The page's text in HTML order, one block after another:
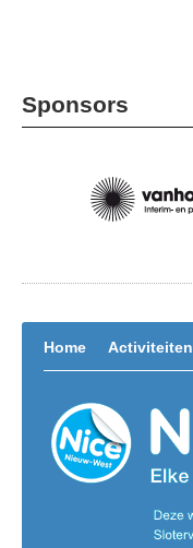
Sponsors
Home Activiteiten